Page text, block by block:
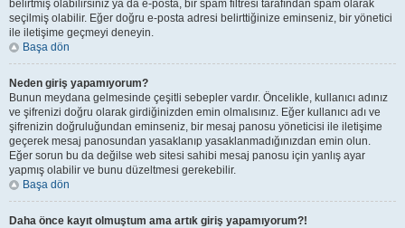
belirtmiş olabilirsiniz ya da e-posta, bir spam filtresi tarafından spam olarak
seçilmiş olabilir. Eğer doğru e-posta adresi belirttiğinize eminseniz, bir yönetici
ile iletişime geçmeyi deneyin.
Başa dön
Neden giriş yapamıyorum?
Bunun meydana gelmesinde çeşitli sebepler vardır. Öncelikle, kullanıcı adınız
ve şifrenizi doğru olarak girdiğinizden emin olmalısınız. Eğer kullanıcı adı ve
şifrenizin doğruluğundan eminseniz, bir mesaj panosu yöneticisi ile iletişime
geçerek mesaj panosundan yasaklanıp yasaklanmadığınızdan emin olun.
Eğer sorun bu da değilse web sitesi sahibi mesaj panosu için yanlış ayar
yapmış olabilir ve bunu düzeltmesi gerekebilir.
Başa dön
Daha önce kayıt olmuştum ama artık giriş yapamıyorum?!